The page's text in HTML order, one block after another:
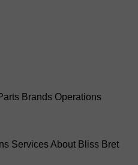
Brands Operations
ServicesAbout Bliss Bret